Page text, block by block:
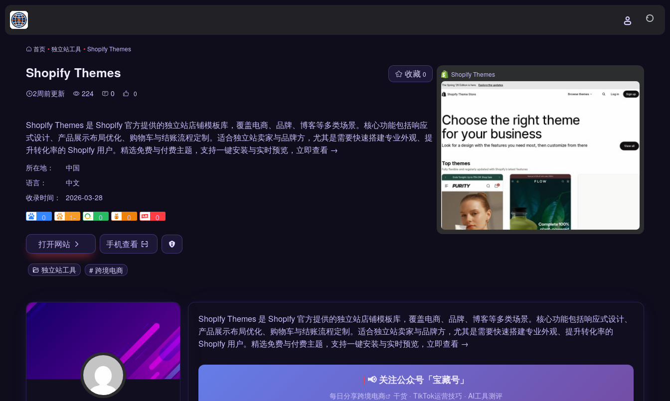
首页 • 独立站工具 • Shopify Themes
Shopify Themes
2周前更新 224 0 0
收藏 0
Shopify Themes 是 Shopify 官方提供的独立站店铺模板库，覆盖电商、品牌、博客等多类场景。核心功能包括响应
式设计、产品展示布局优化、购物车与结账流程定制。适合独立站卖家与品牌方，尤其是需要快速搭建专业外观、提
升转化率的 Shopify 用户。精选免费与付费主题，支持一键安装与实时预览，立即查看 →
所在地：
中国
语言：
中文
收录时间：
2026-03-28
0
1- 0 0 0
打开网站 手机查看
独立站工具 # 跨境电商
Shopify Themes
Shopify Themes 是 Shopify 官方提供的独立站店铺模板库，覆盖电商、品牌、博客等多类场景。核心功能包括响应式设计、
产品展示布局优化、购物车与结账流程定制。适合独立站卖家与品牌方，尤其是需要快速搭建专业外观、提升转化率的
Shopify 用户。精选免费与付费主题，支持一键安装与实时预览，立即查看 →
📢 关注公众号「宝藏号」
每日分享跨境电商
干货 · TikTok运营技巧 · AI工具测评